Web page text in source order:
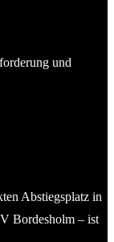
und
Abstiegsplatz in
Bordesholm – ist